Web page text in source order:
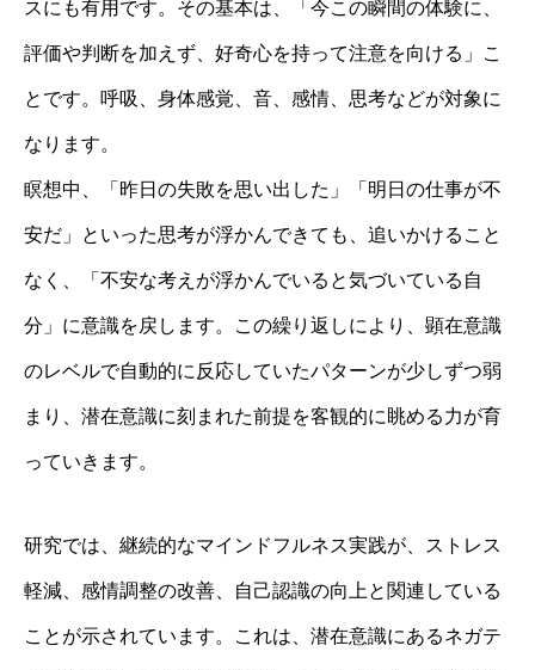
スにも有用です。その基本は、「今この瞬間の体験に、
評価や判断を加えず、好奇心を持って注意を向ける」こ
とです。呼吸、身体感覚、音、感情、思考などが対象に
なります。
瞑想中、「昨日の失敗を思い出した」「明日の仕事が不
安だ」といった思考が浮かんできても、追いかけること
なく、「不安な考えが浮かんでいると気づいている自
分」に意識を戻します。この繰り返しにより、顕在意識
のレベルで自動的に反応していたパターンが少しずつ弱
まり、潜在意識に刻まれた前提を客観的に眺める力が育
っていきます。
研究では、継続的なマインドフルネス実践が、ストレス
軽減、感情調整の改善、自己認識の向上と関連している
ことが示されています。これは、潜在意識にあるネガテ